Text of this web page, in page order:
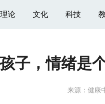
理论 文化 科技
子，情绪是
来源： 健康